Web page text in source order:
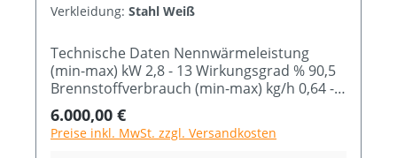
Verkleidung: Stahl Weiß
Technische Daten Nennwärmeleistung
(min-max) kW 2,8 - 13 Wirkungsgrad % 90,5
Brennstoffverbrauch (min-max) kg/h 0,64 -
Regulärer Preis:
6.000,00 €
Preise inkl. MwSt. zzgl. Versandkosten